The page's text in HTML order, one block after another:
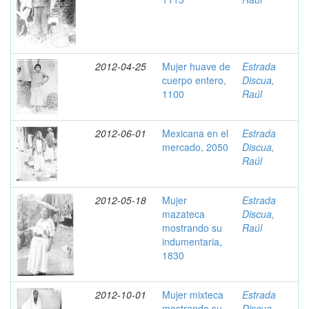
2012-04-25
Mujer huave de
cuerpo entero,
1100
Estrada
Discua,
Raúl
2012-06-01
Mexicana en el
mercado, 2050
Estrada
Discua,
Raúl
2012-05-18
Mujer
mazateca
mostrando su
indumentaria,
1830
Estrada
Discua,
Raúl
2012-10-01
Mujer mixteca
Estrada